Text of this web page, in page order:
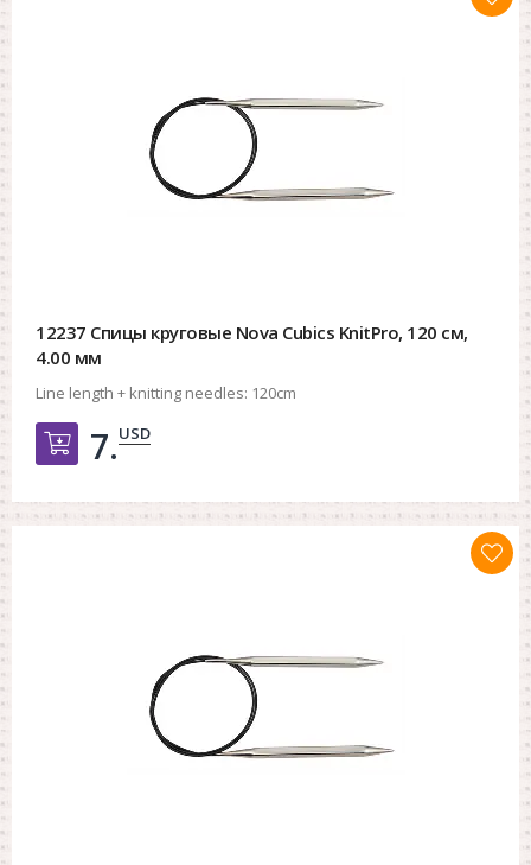
12237 Спицы круговые Nova Cubics KnitPro, 120 см,
4.00 мм
Line length + knitting needles: 120cm
Добавить в корзину
7.USD